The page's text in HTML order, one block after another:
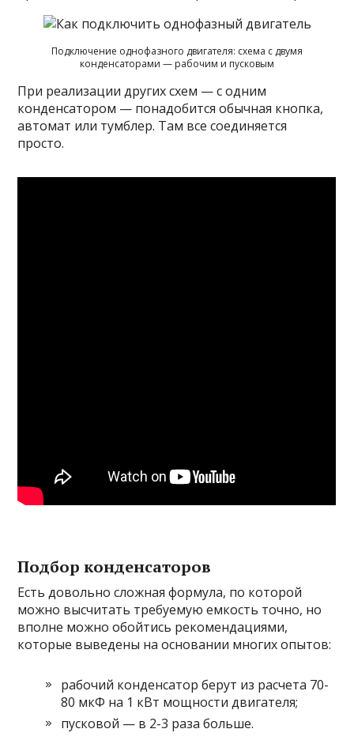
Подключение однофазного двигателя: схема с двумя
конденсаторами — рабочим и пусковым
При реализации других схем — с одним
конденсатором — понадобится обычная кнопка,
автомат или тумблер. Там все соединяется
просто.
Подбор конденсаторов
Есть довольно сложная формула, по которой
можно высчитать требуемую емкость точно, но
вполне можно обойтись рекомендациями,
которые выведены на основании многих опытов:
рабочий конденсатор берут из расчета 70-
80 мкФ на 1 кВт мощности двигателя;
пусковой — в 2-3 раза больше.